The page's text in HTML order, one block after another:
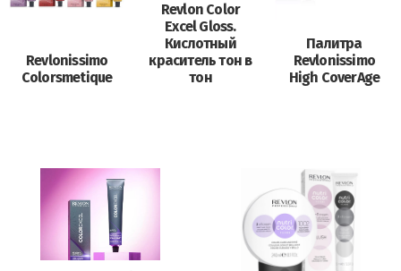
Revlonissimo
Colorsmetique
Revlon Color
Excel Gloss.
Кислотный
краситель тон в
тон
Палитра
Revlonissimo
High CoverAge